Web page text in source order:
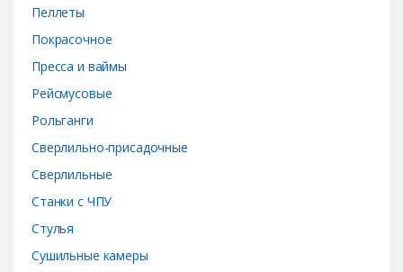
Пеллеты
Покрасочное
Пресса и ваймы
Рейсмусовые
Рольганги
Сверлильно-присадочные
Сверлильные
Станки с ЧПУ
Стулья
Сушильные камеры